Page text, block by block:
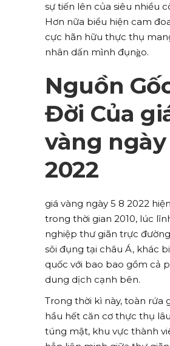
sự tiến lên của siêu nhiều
Hơn nữa biểu hiện cam
cực hãn hữu thực thụ
nhân dấn mình đụng̀o.
Nguồn
Đời Của
vàng ngày
2022
giá vàng ngày 5 8 2022
trong thời gian 2010, lúc
nghiệp thư giãn trực
sôi đụng tại châu Á, khác
quốc với bao bao gồm cả
dung dịch cạnh bên.
Trong thời kì này, toàn rứa
hầu hết căn cơ thực thụ
túng mật, khu vực thành